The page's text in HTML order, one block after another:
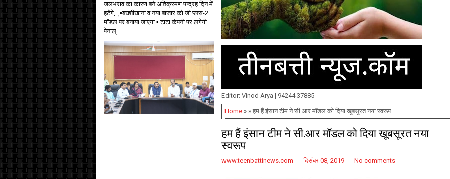
Editor: Vinod Arya | 94244 37885
Home » » हम हैं इंसान टीम ने सी.आर मॉडल को दिया खूबसूरत नया स्वरूप
हम हैं इंसान टीम ने सी.आर मॉडल को दिया खूबसूरत नया
स्वरूप
www.teenbattinews.com दिसंबर 08, 2019 No comments
जलभराव का कारण बने अतिक्रमण पन्द्रह दिन में
हटेंगे, ,▪️बख्शीखाना व नया बाजार को जी प्लस-2
मॉडल पर बनाया जाएगा ▪️ टाटा कंपनी पर लगेगी
पेनाल्...